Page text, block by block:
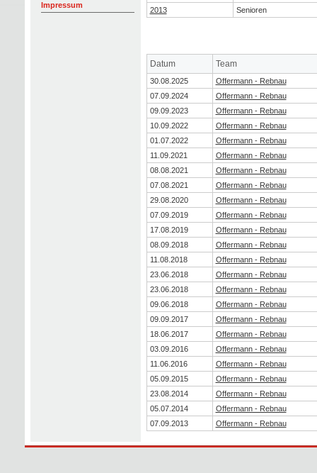
Impressum
2013
Senioren
Datum Team
30.08.2025
Offermann - Rebnau
07.09.2024
Offermann - Rebnau
09.09.2023
Offermann - Rebnau
10.09.2022
Offermann - Rebnau
01.07.2022
Offermann - Rebnau
11.09.2021
Offermann - Rebnau
08.08.2021
Offermann - Rebnau
07.08.2021
Offermann - Rebnau
29.08.2020
Offermann - Rebnau
07.09.2019
Offermann - Rebnau
17.08.2019
Offermann - Rebnau
08.09.2018
Offermann - Rebnau
11.08.2018
Offermann - Rebnau
23.06.2018
Offermann - Rebnau
23.06.2018
Offermann - Rebnau
09.06.2018
Offermann - Rebnau
09.09.2017
Offermann - Rebnau
18.06.2017
Offermann - Rebnau
03.09.2016
Offermann - Rebnau
11.06.2016
Offermann - Rebnau
05.09.2015
Offermann - Rebnau
23.08.2014
Offermann - Rebnau
05.07.2014
Offermann - Rebnau
07.09.2013
Offermann - Rebnau